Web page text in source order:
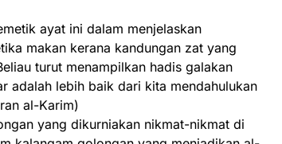
ayat ini dalam menjelaskan
makan kerana kandungan zat yang
turut menampilkan hadis galakan
adalah lebih baik dari kita mendahulukan
al-Karim)
yang dikurniakan nikmat-nikmat di